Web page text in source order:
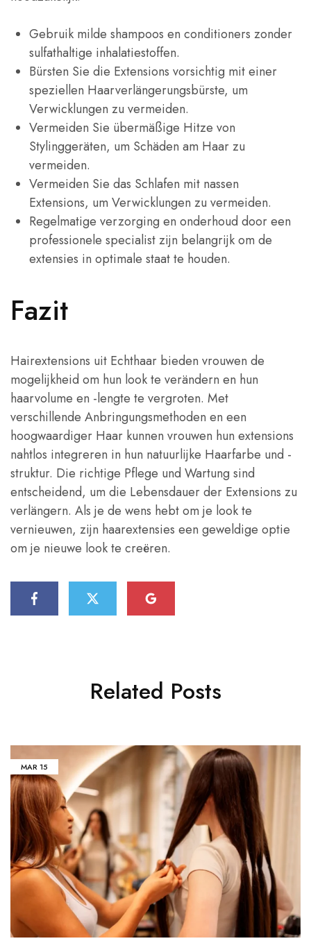
Gebruik milde shampoos en conditioners zonder
sulfathaltige inhalatiestoffen.
Bürsten Sie die Extensions vorsichtig mit einer
speziellen Haarverlängerungsbürste, um
Verwicklungen zu vermeiden.
Vermeiden Sie übermäßige Hitze von
Stylinggeräten, um Schäden am Haar zu
vermeiden.
Vermeiden Sie das Schlafen mit nassen
Extensions, um Verwicklungen zu vermeiden.
Regelmatige verzorging en onderhoud door een
professionele specialist zijn belangrijk om de
extensies in optimale staat te houden.
Fazit
Hairextensions uit Echthaar bieden vrouwen de
mogelijkheid om hun look te verändern en hun
haarvolume en -lengte te vergroten. Met
verschillende Anbringungsmethoden en een
hoogwaardiger Haar kunnen vrouwen hun extensions
nahtlos integreren in hun natuurlijke Haarfarbe und -
struktur. Die richtige Pflege und Wartung sind
entscheidend, um die Lebensdauer der Extensions zu
verlängern. Als je de wens hebt om je look te
vernieuwen, zijn haarextensies een geweldige optie
om je nieuwe look te creëren.
Related Posts
MAR15